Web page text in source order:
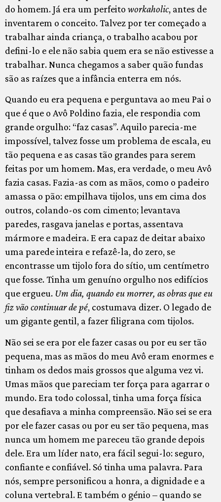
do homem. Já era um perfeito workaholic, antes de
inventarem o conceito. Talvez por ter começado a
trabalhar ainda criança, o trabalho acabou por
defini-lo e ele não sabia quem era se não estivesse a
trabalhar. Nunca chegamos a saber quão fundas
são as raízes que a infância enterra em nós.
Quando eu era pequena e perguntava ao meu Pai o
que é que o Avô Poldino fazia, ele respondia com
grande orgulho: “faz casas”. Aquilo parecia-me
impossível, talvez fosse um problema de escala, eu
tão pequena e as casas tão grandes para serem
feitas por um homem. Mas, era verdade, o meu Avô
fazia casas. Fazia-as com as mãos, como o padeiro
amassa o pão: empilhava tijolos, uns em cima dos
outros, colando-os com cimento; levantava
paredes, rasgava janelas e portas, assentava
mármore e madeira. E era capaz de deitar abaixo
uma parede inteira e refazê-la, do zero, se
encontrasse um tijolo fora do sítio, um centímetro
que fosse. Tinha um genuíno orgulho nos edifícios
que ergueu. Um dia, quando eu morrer, as obras que eu
fiz vão continuar de pé, costumava dizer. O legado de
um gigante gentil, a fazer filigrana com tijolos.
Não sei se era por ele fazer casas ou por eu ser tão
pequena, mas as mãos do meu Avô eram enormes e
tinham os dedos mais grossos que alguma vez vi.
Umas mãos que pareciam ter força para agarrar o
mundo. Era todo colossal, tinha uma força física
que desafiava a minha compreensão. Não sei se era
por ele fazer casas ou por eu ser tão pequena, mas
nunca um homem me pareceu tão grande depois
dele. Era um líder nato, era fácil segui-lo: seguro,
confiante e confiável. Só tinha uma palavra. Para
nós, sempre personificou a honra, a dignidade e a
coluna vertebral. E também o génio – quando se